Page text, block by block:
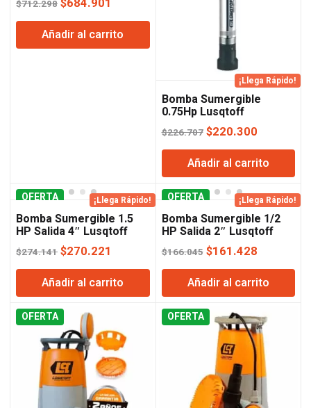
$712.298
precio
original
era:
$684.901
precio
actual
es:
Añadir al carrito
¡Llega Rápido!
Bomba Sumergible
0.75Hp Lusqtoff
$226.707 El
precio
original
era:
$226.707.
$220.300El
precio
actual
es:
$220.300.
Añadir al carrito
OFERTA ¡Llega Rápido!
Bomba Sumergible 1.5
HP Salida 4″ Lusqtoff
$274.141 El
precio
original
era:
$274.141.
$270.221
precio
actual
es:
Añadir al carrito
OFERTA ¡Llega Rápido!
Bomba Sumergible 1/2
HP Salida 2″ Lusqtoff
$166.045 El
precio
original
era:
$166.045.
$161.428El
precio
actual
es:
$161.428.
Añadir al carrito
OFERTA OFERTA